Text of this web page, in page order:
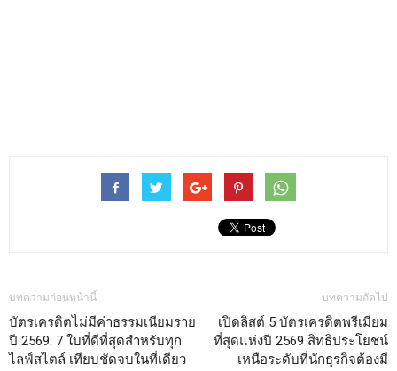
บทความก่อนหน้านี้
บัตรเครดิตไม่มีค่าธรรมเนียมราย
ปี 2569: 7 ใบที่ดีที่สุดสำหรับทุก
ไลฟ์สไตล์ เทียบชัดจบในที่เดียว
บทความถัดไป
เปิดลิสต์ 5 บัตรเครดิตพรีเมียม
ที่สุดแห่งปี 2569 สิทธิประโยชน์
เหนือระดับที่นักธุรกิจต้องมี